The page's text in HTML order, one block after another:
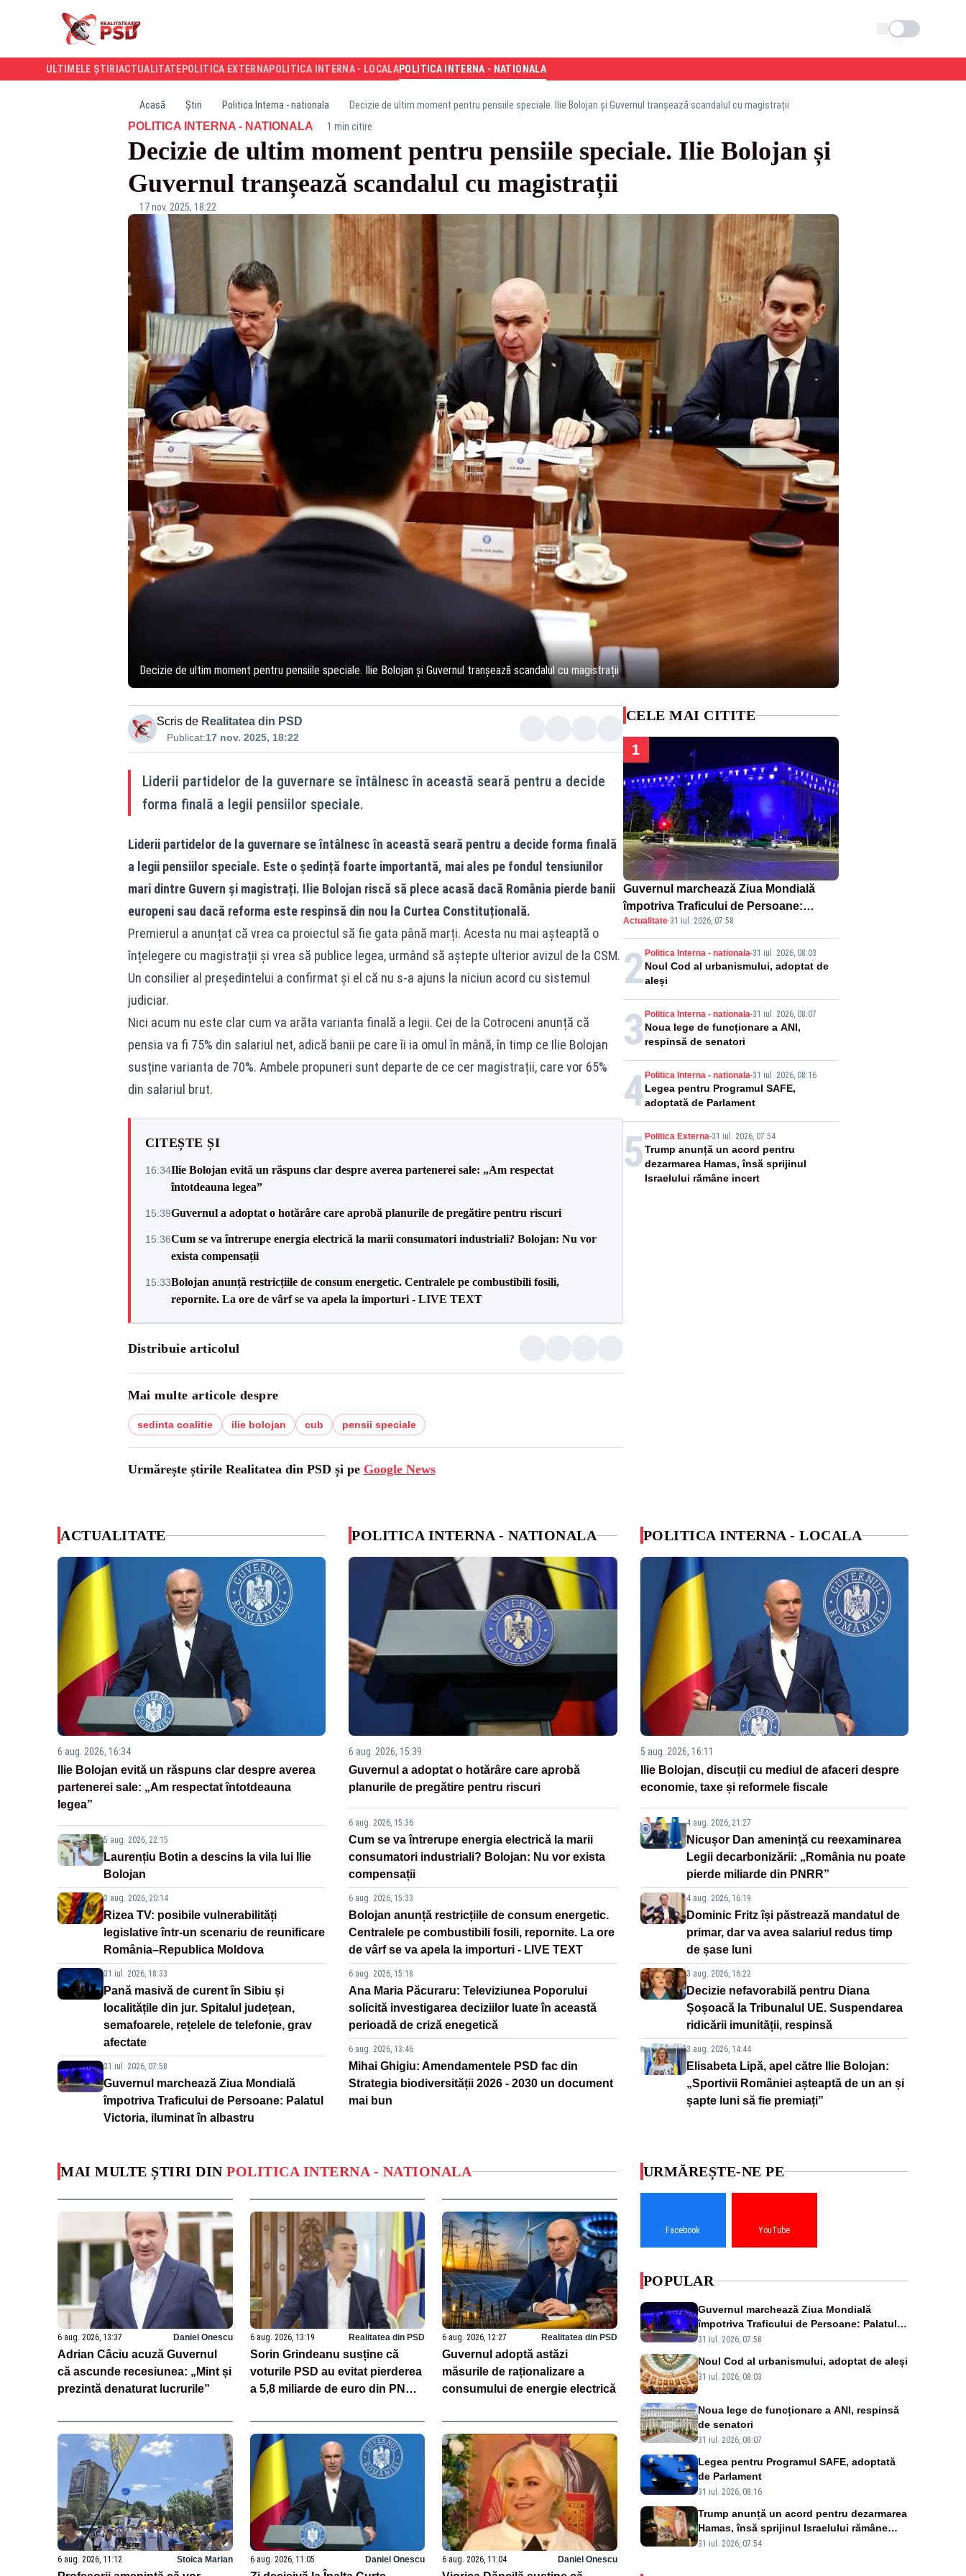
Schimba tema
ULTIMELE ȘTIRI ACTUALITATE POLITICA EXTERNAPOLITICA INTERNA - LOCALAPOLITICA INTERNA - NATIONALA
Acasă Știri Politica Interna - nationala Decizie de ultim moment pentru pensiile speciale. Ilie Bolojan și Guvernul tranșează scandalul cu magistrații
POLITICA INTERNA - NATIONALA· 1 min citire
Decizie de ultim moment pentru pensiile speciale. Ilie Bolojan și
Guvernul tranșează scandalul cu magistrații
17 nov. 2025, 18:22
Decizie de ultim moment pentru pensiile speciale. Ilie Bolojan și Guvernul tranșează scandalul cu magistrații
Scris de Realitatea din PSD
Publicat:17 nov. 2025, 18:22
Liderii partidelor de la guvernare se întâlnesc în această seară pentru a decide
forma finală a legii pensiilor speciale.
Liderii partidelor de la guvernare se întâlnesc în această seară pentru a decide forma finală
a legii pensiilor speciale. Este o ședință foarte importantă, mai ales pe fondul tensiunilor
mari dintre Guvern și magistrați. Ilie Bolojan riscă să plece acasă dacă România pierde banii
europeni sau dacă reforma este respinsă din nou la Curtea Constituțională.
Premierul a anunțat că vrea ca proiectul să fie gata până marți. Acesta nu mai așteaptă o
înțelegere cu magistrații și vrea să publice legea, urmând să aștepte ulterior avizul de la CSM.
Un consilier al președintelui a confirmat și el că nu s-a ajuns la niciun acord cu sistemul
judiciar.
Nici acum nu este clar cum va arăta varianta finală a legii. Cei de la Cotroceni anunță că
pensia va fi 75% din salariul net, adică banii pe care îi ia omul în mână, în timp ce Ilie Bolojan
susține varianta de 70%. Ambele propuneri sunt departe de ce cer magistrații, care vor 65%
din salariul brut.
CITEȘTE ȘI
16:34Ilie Bolojan evită un răspuns clar despre averea partenerei sale: „Am respectat
întotdeauna legea”
15:39Guvernul a adoptat o hotărâre care aprobă planurile de pregătire pentru riscuri
15:36Cum se va întrerupe energia electrică la marii consumatori industriali? Bolojan: Nu vor
exista compensații
15:33Bolojan anunță restricțiile de consum energetic. Centralele pe combustibili fosili,
repornite. La ore de vârf se va apela la importuri - LIVE TEXT
Distribuie articolul
Mai multe articole despre
sedinta coalitie ilie bolojan cub pensii speciale
Urmărește știrile Realitatea din PSD și pe Google News
CELE MAI CITITE
1
Guvernul marchează Ziua Mondială
împotriva Traficului de Persoane:
Palatul Victoria, iluminat în albastru
Actualitate·31 iul. 2026, 07:58
2 Politica Interna - nationala-31 iul. 2026, 08:03
Noul Cod al urbanismului, adoptat de
aleși
3 Politica Interna - nationala-31 iul. 2026, 08:07
Noua lege de funcționare a ANI,
respinsă de senatori
4 Politica Interna - nationala-31 iul. 2026, 08:16
Legea pentru Programul SAFE,
adoptată de Parlament
5 Politica Externa-31 iul. 2026, 07:54
Trump anunță un acord pentru
dezarmarea Hamas, însă sprijinul
Israelului rămâne incert
ACTUALITATE
6 aug. 2026, 16:34
Ilie Bolojan evită un răspuns clar despre averea
partenerei sale: „Am respectat întotdeauna
legea”
5 aug. 2026, 22:15
Laurențiu Botin a descins la vila lui Ilie
Bolojan
3 aug. 2026, 20:14
Rizea TV: posibile vulnerabilități
legislative într-un scenariu de reunificare
România–Republica Moldova
31 iul. 2026, 18:33
Pană masivă de curent în Sibiu și
localitățile din jur. Spitalul județean,
semafoarele, rețelele de telefonie, grav
afectate
31 iul. 2026, 07:58
Guvernul marchează Ziua Mondială
împotriva Traficului de Persoane: Palatul
Victoria, iluminat în albastru
POLITICA INTERNA - NATIONALA
6 aug. 2026, 15:39
Guvernul a adoptat o hotărâre care aprobă
planurile de pregătire pentru riscuri
6 aug. 2026, 15:36
Cum se va întrerupe energia electrică la marii
consumatori industriali? Bolojan: Nu vor exista
compensații
6 aug. 2026, 15:33
Bolojan anunță restricțiile de consum energetic.
Centralele pe combustibili fosili, repornite. La ore
de vârf se va apela la importuri - LIVE TEXT
6 aug. 2026, 15:18
Ana Maria Păcuraru: Televiziunea Poporului
solicită investigarea deciziilor luate în această
perioadă de criză enegetică
6 aug. 2026, 13:46
Mihai Ghigiu: Amendamentele PSD fac din
Strategia biodiversității 2026 - 2030 un document
mai bun
POLITICA INTERNA - LOCALA
5 aug. 2026, 16:11
Ilie Bolojan, discuții cu mediul de afaceri despre
economie, taxe și reformele fiscale
4 aug. 2026, 21:27
Nicușor Dan amenință cu reexaminarea
Legii decarbonizării: „România nu poate
pierde miliarde din PNRR”
4 aug. 2026, 16:19
Dominic Fritz își păstrează mandatul de
primar, dar va avea salariul redus timp
de șase luni
3 aug. 2026, 16:22
Decizie nefavorabilă pentru Diana
Șoșoacă la Tribunalul UE. Suspendarea
ridicării imunității, respinsă
3 aug. 2026, 14:44
Elisabeta Lipă, apel către Ilie Bolojan:
„Sportivii României așteaptă de un an și
șapte luni să fie premiați”
MAI MULTE ȘTIRI DIN POLITICA INTERNA - NATIONALA
6 aug. 2026, 13:37 Daniel Onescu
Adrian Câciu acuză Guvernul
că ascunde recesiunea: „Mint și
prezintă denaturat lucrurile”
6 aug. 2026, 13:19 Realitatea din PSD
Sorin Grindeanu susține că
voturile PSD au evitat pierderea
a 5,8 miliarde de euro din PNRR
miliarde prin SAFE
6 aug. 2026, 12:27 Realitatea din PSD
Guvernul adoptă astăzi
măsurile de raționalizare a
consumului de energie electrică
6 aug. 2026, 11:12 Stoica Marian 6 aug. 2026, 11:05 Daniel Onescu 6 aug. 2026, 11:04 Daniel Onescu
URMĂREȘTE-NE PE
Facebook YouTube
POPULAR
Guvernul marchează Ziua Mondială
împotriva Traficului de Persoane: Palatul
Victoria, iluminat în albastru
31 iul. 2026, 07:58
Noul Cod al urbanismului, adoptat de aleși
31 iul. 2026, 08:03
Noua lege de funcționare a ANI, respinsă
de senatori
31 iul. 2026, 08:07
Legea pentru Programul SAFE, adoptată
de Parlament
31 iul. 2026, 08:16
Trump anunță un acord pentru dezarmarea
Hamas, însă sprijinul Israelului rămâne
incert
31 iul. 2026, 07:54